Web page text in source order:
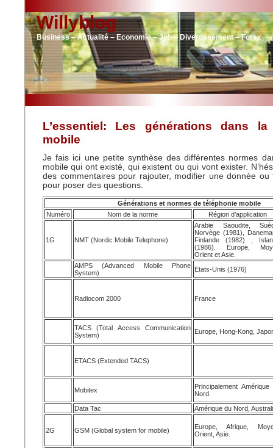
Willyblog
Business – Actualité – Economie – Job – Divertissement – Forex
L’essentiel: Les générations dans la
mobile
Je fais ici une petite synthèse des différentes normes
mobile qui ont existé, qui existent ou qui vont exister.
des commentaires pour rajouter, modifier une donnée ou
pour poser des questions.
Générations et normes de téléphonie mobile
Numéro
Nom de la norme Région d’application
1G NMT (Nordic Mobile Telephone)
Arabie Saoudite,
Norvège (1981),
Finlande (1982) ,
(1986). Europe,
Orient et Asie.
AMPS (Advanced Mobile Phone
System)
Etats-Unis (1976)
Radiocom 2000 France
TACS (Total Access Communication
System)
Europe, Hong-Kong,
ETACS (Extended TACS)
Mobitex
Principalement Amérique
Nord.
Data Tac
Amérique du Nord,
2G GSM (Global system for mobile)
Europe, Afrique,
Orient, Asie.